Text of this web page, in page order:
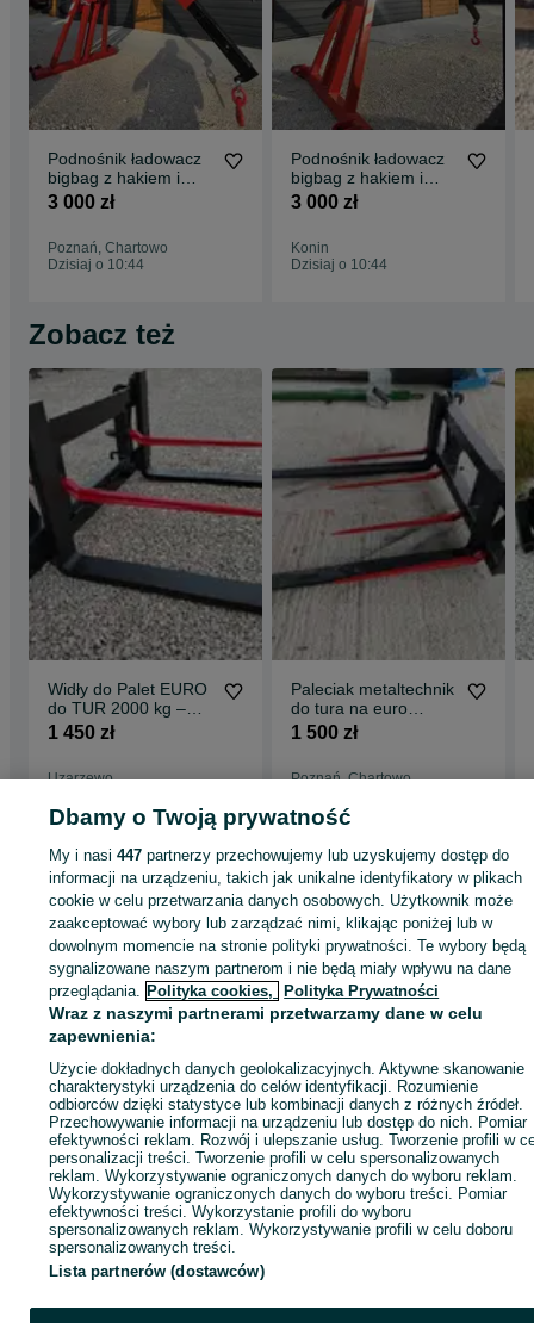
Podnośnik ładowacz
bigbag z hakiem i
mozliwoscia uchwytu
3 000 zł
Poznań, Chartowo
Dzisiaj o 10:44
Podnośnik ładowacz
bigbag z hakiem i
mozliwoscia uchwytu
3 000 zł
Konin
Dzisiaj o 10:44
Zobacz też
Widły do Palet EURO
do TUR 2000 kg –
Solidny Paleciak
1 450 zł
Uzarzewo
Paleciak metaltechnik
do tura na euro
ramke do tarktora-
1 500 zł
Poznań, Chartowo
Strona główna Rolnictwo Części do maszyn rolniczych
Części do maszyn
rolniczych - Wielkopolskie
Części do maszyn rolniczych - Dzwonowo
KATEGORIA
ID:941958485 Wyświetlenia:
Zadzwoń / SMS Wyślij wiadomość
Dbamy o Twoją prywatność
My i nasi447 partnerzy przechowujemy lub uzyskujemy dostęp do
informacji na urządzeniu, takich jak unikalne identyfikatory w plikach
cookie w celu przetwarzania danych osobowych. Użytkownik może
zaakceptować wybory lub zarządzać nimi, klikając poniżej lub w
dowolnym momencie na stronie polityki prywatności. Te wybory będą
sygnalizowane naszym partnerom i nie będą miały wpływu na dane
przeglądania. Polityka cookies, Polityka Prywatności
Wraz z naszymi partnerami przetwarzamy dane w celu
zapewnienia:
Użycie dokładnych danych geolokalizacyjnych. Aktywne skanowanie
charakterystyki urządzenia do celów identyfikacji. Rozumienie
odbiorców dzięki statystyce lub kombinacji danych z różnych źródeł.
Przechowywanie informacji na urządzeniu lub dostęp do nich. Pomiar
efektywności reklam. Rozwój i ulepszanie usług. Tworzenie profili w
personalizacji treści. Tworzenie profili w celu spersonalizowanych
reklam. Wykorzystywanie ograniczonych danych do wyboru reklam.
Wykorzystywanie ograniczonych danych do wyboru treści. Pomiar
efektywności treści. Wykorzystanie profili do wyboru
spersonalizowanych reklam. Wykorzystywanie profili w celu doboru
spersonalizowanych treści.
Lista partnerów (dostawców)